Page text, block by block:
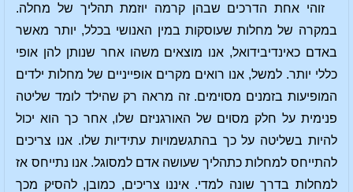
זוהי אחת הדרכים שבהן קרמה יוזמת תהליך של מחלה.
במקרה של מחלות שעוסקות במין האנושי בכלל, יותר מאשר
באדם כאינדיבידואל, אנו מוצאים משהו אחר שנותן להן אופי
כללי יותר. למשל, אנו רואים מקרים אופייניים של מחלות ילדים
המופיעות בזמנים מסוימים. זה מראה רק שהילד לומד שליטה
פנימית על חלק מסוים של האורגניזם שלו, אחר כך הוא יכול
להיות בשליטה על כך בהתגשמויות עתידיות שלו. אנו צריכים
להתייחס למחלות כתהליך שעושה אדם למסוגל. אנו נתייחס אז
למחלות בדרך שונה למדי. איננו צריכים, כמובן, להסיק מכך